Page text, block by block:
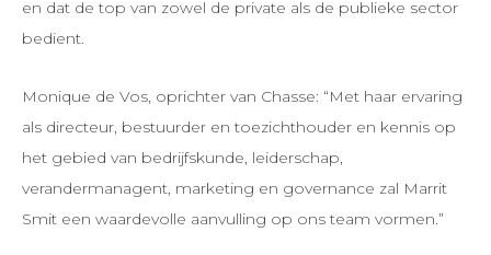
en dat de top van zowel de private als de publieke sector
bedient.
Monique de Vos, oprichter van Chasse: “Met haar ervaring
als directeur, bestuurder en toezichthouder en kennis op
het gebied van bedrijfskunde, leiderschap,
verandermanagent, marketing en governance zal Marrit
Smit een waardevolle aanvulling op ons team vormen.”